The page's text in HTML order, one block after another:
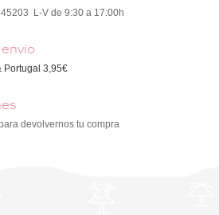
L-V de 9:30 a 17:00h
Portugal 3,95€
devolvernos tu compra